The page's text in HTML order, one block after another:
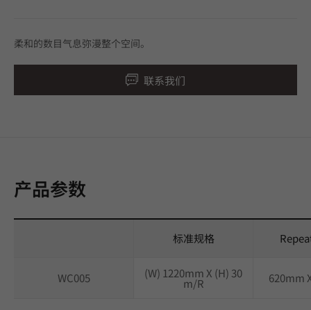
柔和的数目气息弥漫整个空间。
联系我们
产品参数
标准规格
WC005 (W) 1220mm X (H) 30
m/R 620mm